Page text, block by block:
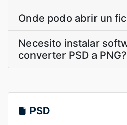
Onde podo abrir un
Necesito instalar
converter PSD a PNG?
PSD